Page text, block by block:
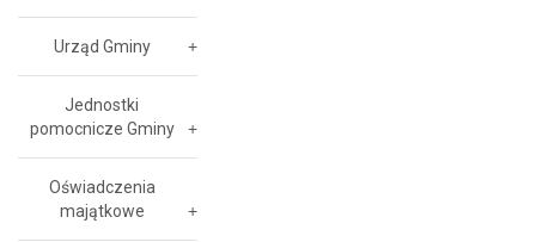
Urząd Gminy
Jednostki
pomocnicze Gminy
Oświadczenia
majątkowe